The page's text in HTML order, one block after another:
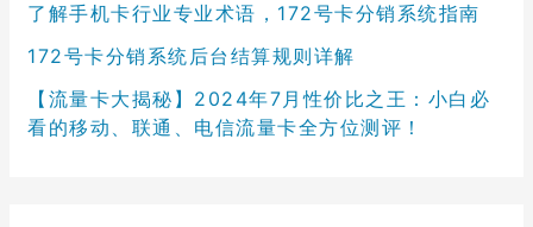
了解手机卡行业专业术语，172号卡分销系统指南
172号卡分销系统后台结算规则详解
【流量卡大揭秘】2024年7月性价比之王：小白必
看的移动、联通、电信流量卡全方位测评！